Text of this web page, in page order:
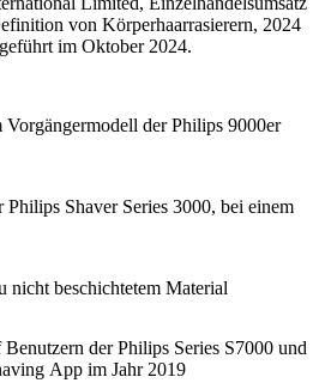
von Körperhaarrasierern, 2024
im Oktober 2024.
der Philips 9000er
Shaver Series 3000, bei einem
nicht beschichtetem Material
Benutzern der Philips Series S7000 und
App im Jahr 2019